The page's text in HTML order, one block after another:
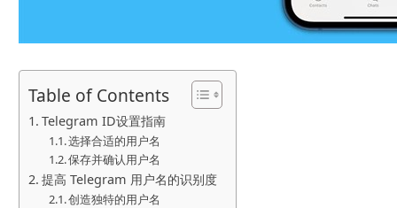
Table of Contents
Telegram ID设置指南
选择合适的用户名
保存并确认用户名
提高 Telegram 用户名的识别度
创造独特的用户名